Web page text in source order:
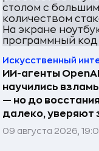
Искусственный
ИИ-агенты
научились
— но до
далеко, уверяют
09 августа 2026,